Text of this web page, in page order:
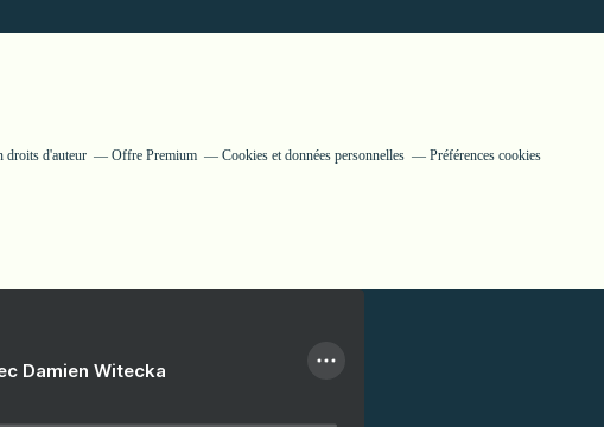
droits d'auteur Offre Premium Cookies et données personnelles Préférences cookies
Damien Witecka